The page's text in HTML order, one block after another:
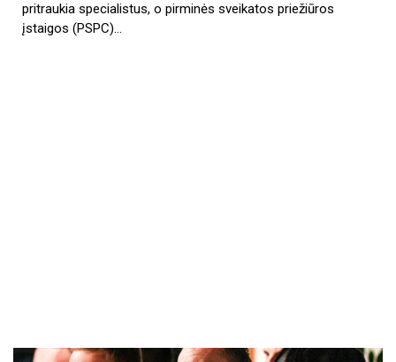
pritraukia specialistus, o pirminės sveikatos priežiūros
įstaigos (PSPC)…